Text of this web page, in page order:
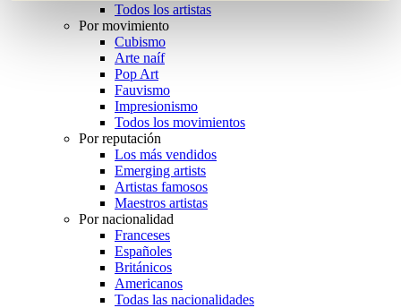
Todos los artistas
Por movimiento
Cubismo
Arte naíf
Pop Art
Fauvismo
Impresionismo
Todos los movimientos
Por reputación
Los más vendidos
Emerging artists
Artistas famosos
Maestros artistas
Por nacionalidad
Franceses
Españoles
Británicos
Americanos
Todas las nacionalidades